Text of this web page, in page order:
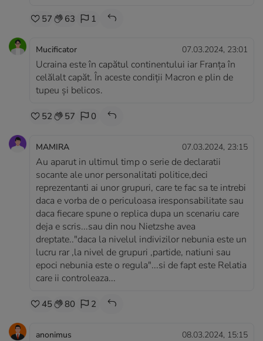
57 63 1
Mucificator 07.03.2024, 23:01
Ucraina este în capătul continentului iar Franța în
celălalt capăt. În aceste condiții Macron e plin de
tupeu și belicos.
52 57 0
MAMIRA 07.03.2024, 23:15
Au aparut in ultimul timp o serie de declaratii
socante ale unor personalitati politice,deci
reprezentanti ai unor grupuri, care te fac sa te intrebi
daca e vorba de o periculoasa iresponsabilitate sau
daca fiecare spune o replica dupa un scenariu care
deja e scris...sau din nou Nietzshe avea
dreptate.."daca la nivelul indivizilor nebunia este un
lucru rar ,la nivel de grupuri ,partide, natiuni sau
epoci nebunia este o regula"...si de fapt este Relatia
care ii controleaza...
45 80 2
anonimus 08.03.2024, 15:15